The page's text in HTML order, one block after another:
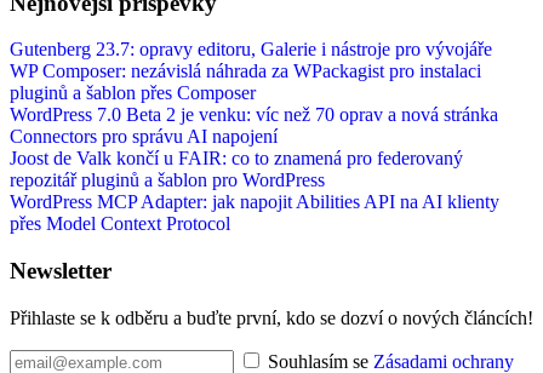
Gutenberg 23.7: opravy editoru, Galerie i nástroje pro vývojáře
WP Composer: nezávislá náhrada za WPackagist pro instalaci
pluginů a šablon přes Composer
WordPress 7.0 Beta 2 je venku: víc než 70 oprav a nová stránka
Connectors pro správu AI napojení
Joost de Valk končí u FAIR: co to znamená pro federovaný
repozitář pluginů a šablon pro WordPress
WordPress MCP Adapter: jak napojit Abilities API na AI klienty
přes Model Context Protocol
Newsletter
Přihlaste se k odběru a buďte první, kdo se dozví o nových článcích!
Souhlasím se Zásadami ochrany